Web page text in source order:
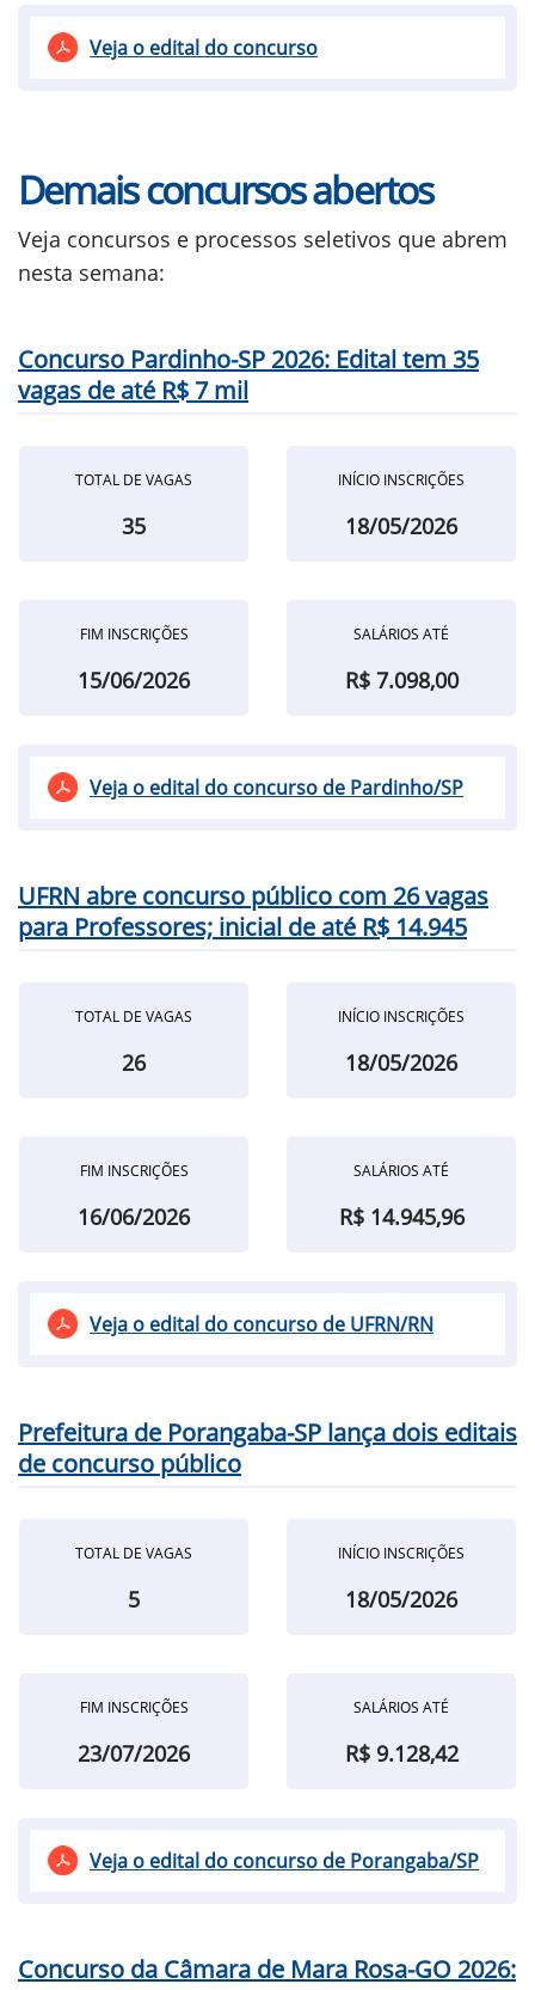
Veja o edital do concurso
Demais concursos abertos
Veja concursos e processos seletivos que abrem
nesta semana:
Concurso Pardinho-SP 2026: Edital tem 35
vagas de até R$ 7 mil
TOTAL DE VAGAS
35
INÍCIO INSCRIÇÕES
18/05/2026
FIM INSCRIÇÕES
15/06/2026
SALÁRIOS ATÉ
R$ 7.098,00
Veja o edital do concurso de Pardinho/SP
UFRN abre concurso público com 26 vagas
para Professores; inicial de até R$ 14.945
TOTAL DE VAGAS
26
INÍCIO INSCRIÇÕES
18/05/2026
FIM INSCRIÇÕES
16/06/2026
SALÁRIOS ATÉ
R$ 14.945,96
Veja o edital do concurso de UFRN/RN
Prefeitura de Porangaba-SP lança dois editais
de concurso público
TOTAL DE VAGAS
5
INÍCIO INSCRIÇÕES
18/05/2026
FIM INSCRIÇÕES
23/07/2026
SALÁRIOS ATÉ
R$ 9.128,42
Veja o edital do concurso de Porangaba/SP
Concurso da Câmara de Mara Rosa-GO 2026: